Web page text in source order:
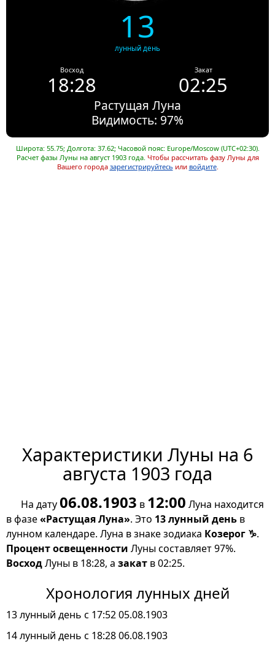
13
лунный день
Восход
18:28
Закат
02:25
Растущая Луна
Видимость: 97%
Широта: 55.75; Долгота: 37.62; Часовой пояс: Europe/Moscow (UTC+02:30).
Расчет фазы Луны на август 1903 года. Чтобы рассчитать фазу Луны для
Вашего города зарегистрируйтесь или войдите.
Характеристики Луны на 6
августа 1903 года
На дату06.08.1903 в 12:00 Луна находится
в фазе«Растущая Луна». Это 13 лунный день в
лунном календаре. Луна в знаке зодиака Козерог ♑.
Процент освещенности Луны составляет 97%.
ВосходЛуны в 18:28, а закат в 02:25.
Хронология лунных дней
13 лунный день с 17:52 05.08.1903
14 лунный день с 18:28 06.08.1903